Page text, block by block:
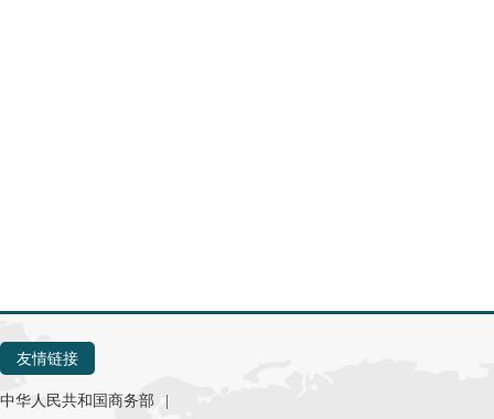
友情链接
中华人民共和国商务部